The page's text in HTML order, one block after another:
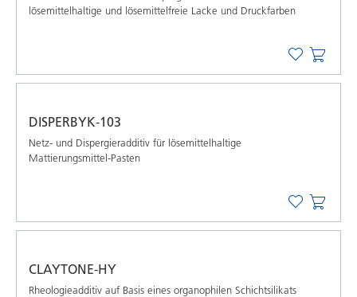
lösemittelhaltige und lösemittelfreie Lacke und Druckfarben
DISPERBYK-103
Netz- und Dispergieradditiv für lösemittelhaltige
Mattierungsmittel-Pasten
CLAYTONE-HY
Rheologieadditiv auf Basis eines organophilen Schichtsilikats